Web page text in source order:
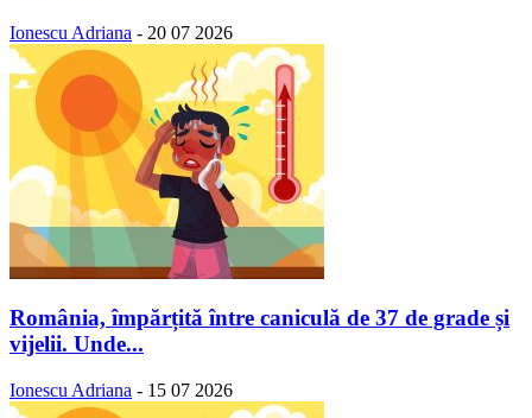
Ionescu Adriana - 20 07 2026
România, împărțită între caniculă de 37 de grade și
vijelii. Unde...
Ionescu Adriana - 15 07 2026